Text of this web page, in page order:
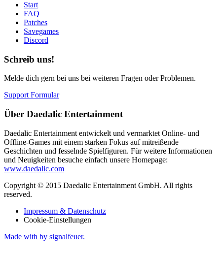
Start
FAQ
Patches
Savegames
Discord
Schreib uns!
Melde dich gern bei uns bei weiteren Fragen oder Problemen.
Support Formular
Über Daedalic Entertainment
Daedalic Entertainment entwickelt und vermarktet Online- und
Offline-Games mit einem starken Fokus auf mitreißende
Geschichten und fesselnde Spielfiguren. Für weitere Informationen
und Neuigkeiten besuche einfach unsere Homepage:
www.daedalic.com
Copyright © 2015 Daedalic Entertainment GmbH. All rights
reserved.
Impressum & Datenschutz
Cookie-Einstellungen
Made with by signalfeuer.